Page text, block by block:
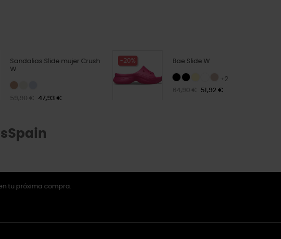
Sandalias Slide mujer Crush
W
59,90 € 47,93 €
-20% Bae Slide W
+2
64,90 €
51,92 €
tu próxima compra.